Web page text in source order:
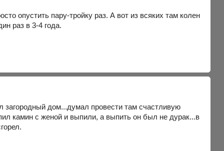
опустить пару-тройку раз. А вот из всяких там колен
раз в 3-4 года.
загородный дом...думал провести там счастливую
камин с женой и выпили, а выпить он был не дурак...в